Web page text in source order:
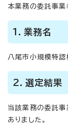
本業務の委託事業
1．業務名
八尾市小規模特
2．選定結果
当該業務の委託事
ありました。